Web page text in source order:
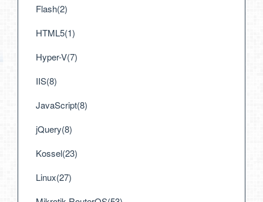
Flash(2)
HTML5(1)
Hyper-V(7)
IIS(8)
JavaScript(8)
jQuery(8)
Kossel(23)
Linux(27)